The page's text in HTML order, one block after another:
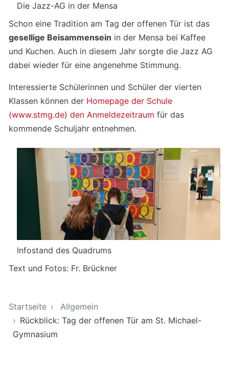
Die Jazz-AG in der Mensa
Schon eine Tradition am Tag der offenen Tür ist das
gesellige Beisammensein in der Mensa bei Kaffee
und Kuchen. Auch in diesem Jahr sorgte die Jazz AG
dabei wieder für eine angenehme Stimmung.
Interessierte Schülerinnen und Schüler der vierten
Klassen können der Homepage der Schule
(www.stmg.de) den Anmeldezeitraum für das
kommende Schuljahr entnehmen.
Infostand des Quadrums
Text und Fotos: Fr. Brückner
Startseite
Allgemein
Rückblick: Tag der offenen Tür am St. Michael-
Gymnasium